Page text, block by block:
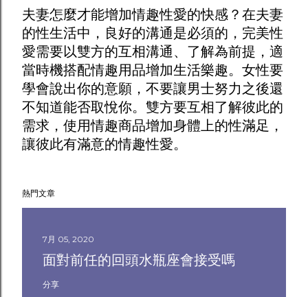
夫妻怎麼才能增加情趣性愛的快感？在夫妻
的性生活中，良好的溝通是必須的，完美性
愛需要以雙方的互相溝通、了解為前提，適
當時機搭配情趣用品增加生活樂趣。女性要
學會說出你的意願，不要讓男士努力之後還
不知道能否取悅你。雙方要互相了解彼此的
需求，使用情趣商品增加身體上的性滿足，
讓彼此有滿意的情趣性愛。
熱門文章
7月 05, 2020
面對前任的回頭水瓶座會接受嗎
分享